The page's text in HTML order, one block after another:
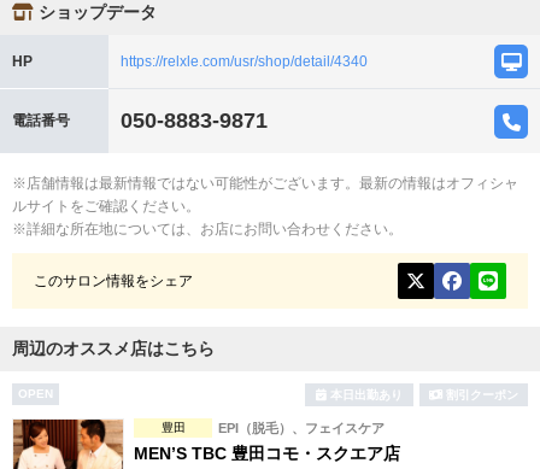
ショップデータ
HP https://relxle.com/usr/shop/detail/4340
電話番号 050-8883-9871
※店舗情報は最新情報ではない可能性がございます。最新の情報はオフィシャ
ルサイトをご確認ください。
※詳細な所在地については、お店にお問い合わせください。
このサロン情報をシェア
周辺のオススメ店はこちら
OPEN 本日出勤あり 割引クーポン
豊田 EPI（脱毛）、フェイスケア
MEN’S TBC 豊田コモ・スクエア店